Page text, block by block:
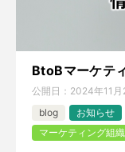
BtoBマーケテ
公開日： 2024年11月
blog
お知らせ
マーケティング組